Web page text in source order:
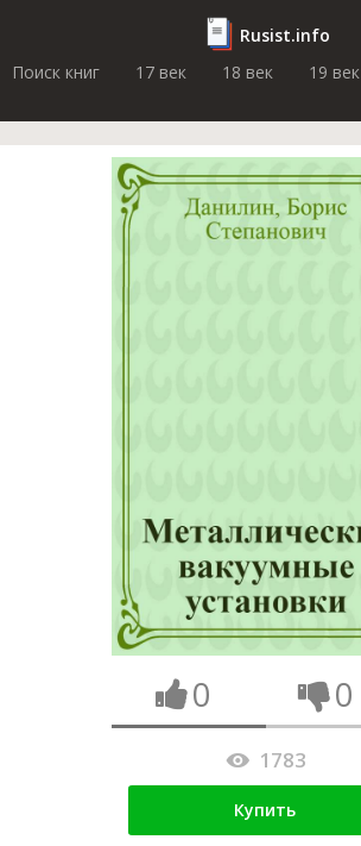
Rusist.info
Поиск книг
17 век 18 век 19 век
0 0
1783
Купить